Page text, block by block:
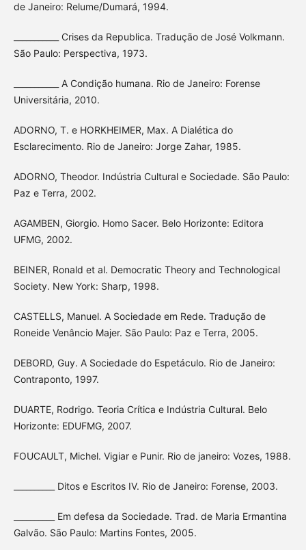
de Janeiro: Relume/Dumará, 1994.
___________ Crises da Republica. Tradução de José Volkmann.
São Paulo: Perspectiva, 1973.
___________ A Condição humana. Rio de Janeiro: Forense
Universitária, 2010.
ADORNO, T. e HORKHEIMER, Max. A Dialética do
Esclarecimento. Rio de Janeiro: Jorge Zahar, 1985.
ADORNO, Theodor. Indústria Cultural e Sociedade. São Paulo:
Paz e Terra, 2002.
AGAMBEN, Giorgio. Homo Sacer. Belo Horizonte: Editora
UFMG, 2002.
BEINER, Ronald et al. Democratic Theory and Technological
Society. New York: Sharp, 1998.
CASTELLS, Manuel. A Sociedade em Rede. Tradução de
Roneide Venâncio Majer. São Paulo: Paz e Terra, 2005.
DEBORD, Guy. A Sociedade do Espetáculo. Rio de Janeiro:
Contraponto, 1997.
DUARTE, Rodrigo. Teoria Crítica e Indústria Cultural. Belo
Horizonte: EDUFMG, 2007.
FOUCAULT, Michel. Vigiar e Punir. Rio de janeiro: Vozes, 1988.
__________ Ditos e Escritos IV. Rio de Janeiro: Forense, 2003.
__________ Em defesa da Sociedade. Trad. de Maria Ermantina
Galvão. São Paulo: Martins Fontes, 2005.